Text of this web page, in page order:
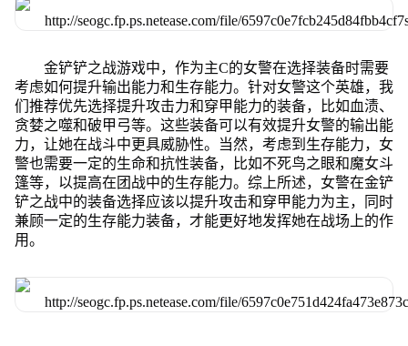
金铲铲之战游戏中，作为主C的女警在选择装备时需要
考虑如何提升输出能力和生存能力。针对女警这个英雄，我
们推荐优先选择提升攻击力和穿甲能力的装备，比如血渍、
贪婪之噬和破甲弓等。这些装备可以有效提升女警的输出能
力，让她在战斗中更具威胁性。当然，考虑到生存能力，女
警也需要一定的生命和抗性装备，比如不死鸟之眼和魔女斗
篷等，以提高在团战中的生存能力。综上所述，女警在金铲
铲之战中的装备选择应该以提升攻击和穿甲能力为主，同时
兼顾一定的生存能力装备，才能更好地发挥她在战场上的作
用。